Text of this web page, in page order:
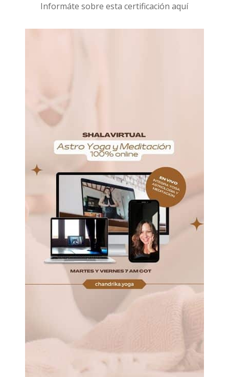
Informáte sobre esta certificación aquí